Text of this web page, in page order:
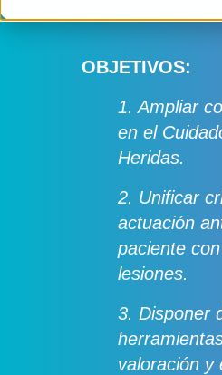
OBJETIVOS:
1. Ampliar
en el
Heridas.
2. Unificar
actuación
paciente
lesiones.
3. Disponer
valoración y